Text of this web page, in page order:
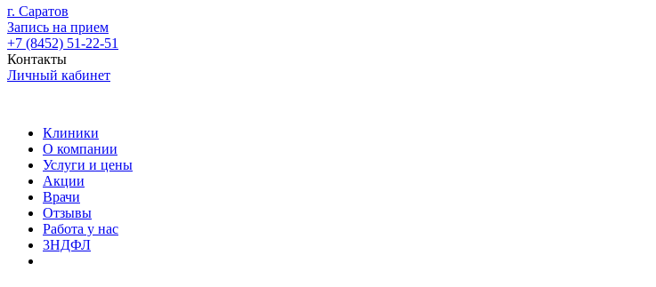
г. Саратов
Запись на прием
+7 (8452) 51-22-51
Контакты
Личный кабинет
Клиники
О компании
Услуги и цены
Акции
Врачи
Отзывы
Работа у нас
3НДФЛ